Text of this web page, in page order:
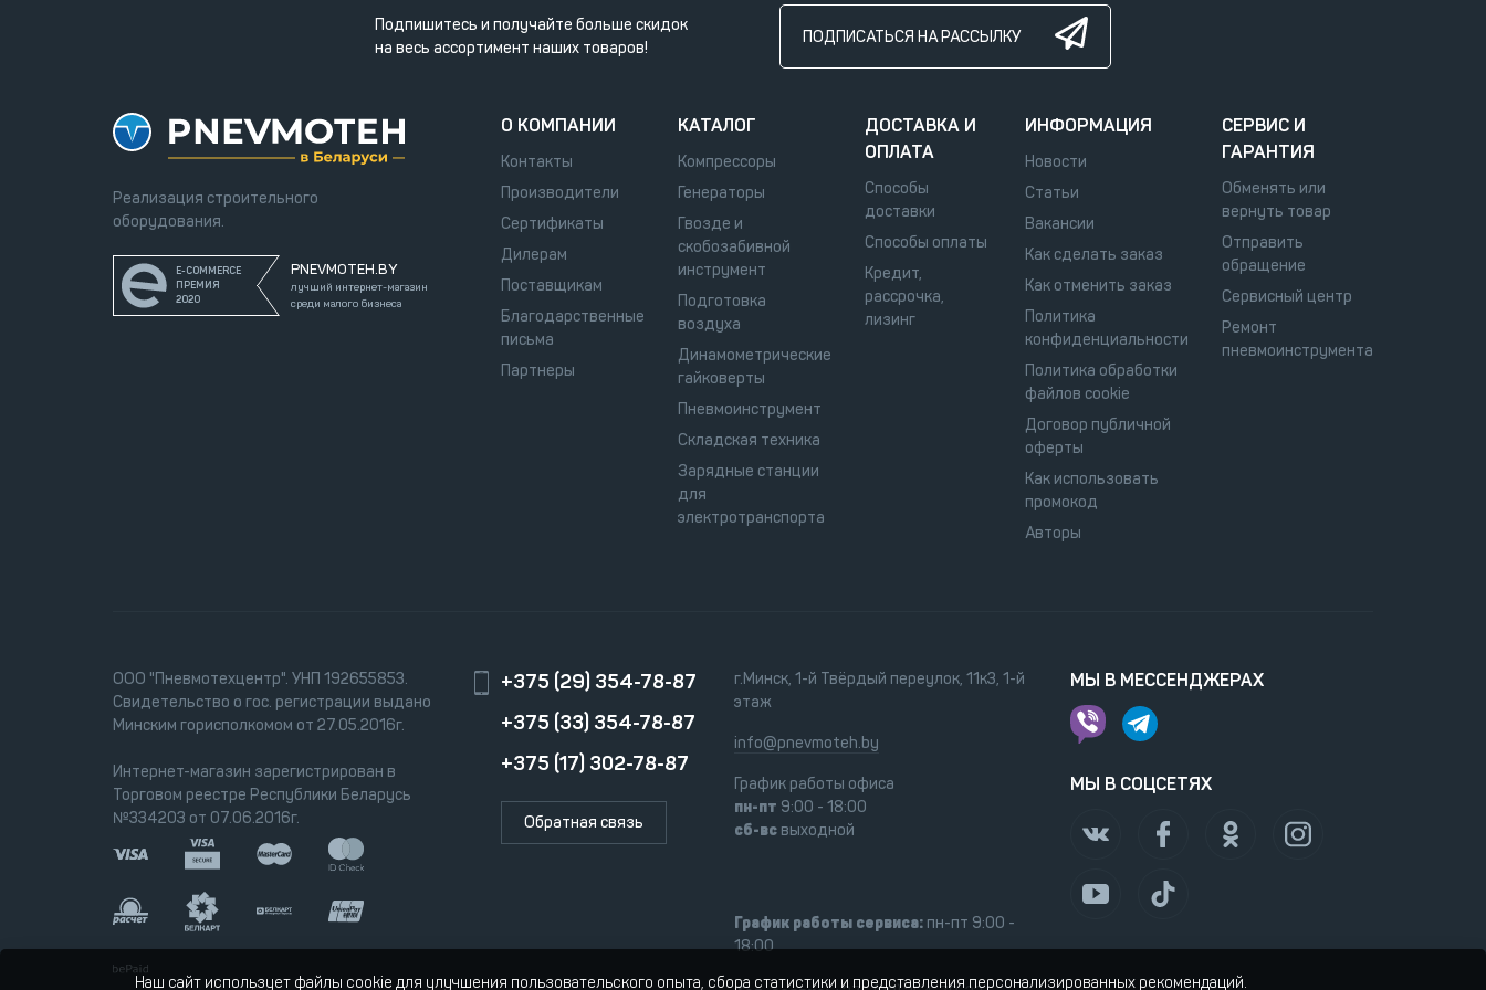
Подпишитесь и получайте больше скидок
на весь ассортимент наших товаров!
ПОДПИСАТЬСЯ НА РАССЫЛКУ
Реализация строительного
оборудования.
E-COMMERCE
ПРЕМИЯ
2020
PNEVMOTEH.BY
лучший интернет-магазин
среди малого бизнеса
О КОМПАНИИ
Контакты
Производители
Сертификаты
Дилерам
Поставщикам
Благодарственные
письма
Партнеры
КАТАЛОГ
Компрессоры
Генераторы
Гвозде и
скобозабивной
инструмент
Подготовка
воздуха
Динамометрические
гайковерты
Пневмоинструмент
Складская техника
Зарядные станции
для
электротранспорта
ДОСТАВКА И
ОПЛАТА
Способы
доставки
Способы оплаты
Кредит,
рассрочка,
лизинг
ИНФОРМАЦИЯ
Новости
Статьи
Вакансии
Как сделать заказ
Как отменить заказ
Политика
конфиденциальности
Политика обработки
файлов cookie
Договор публичной
оферты
Как использовать
промокод
Авторы
СЕРВИС И
ГАРАНТИЯ
Обменять или
вернуть товар
Отправить
обращение
Сервисный центр
Ремонт
пневмоинструмента
ООО "Пневмотехцентр". УНП 192655853.
Свидетельство о гос. регистрации выдано
Минским горисполкомом от 27.05.2016г.
Интернет-магазин зарегистрирован в
Торговом реестре Республики Беларусь
№334203 от 07.06.2016г.
+375 (29) 354-78-87
+375 (33) 354-78-87
+375 (17) 302-78-87
Обратная связь
г.Минск, 1-й Твёрдый переулок, 11к3, 1-й
этаж
info@pnevmoteh.by
График работы офиса
пн-пт 9:00 - 18:00
сб-всвыходной
График работы сервиса:пн-пт 9:00 -
18:00
МЫ В МЕССЕНДЖЕРАХ
МЫ В СОЦСЕТЯХ
Наш сайт использует файлы cookie для улучшения пользовательского опыта, сбора статистики и представления персонализированных рекомендаций.